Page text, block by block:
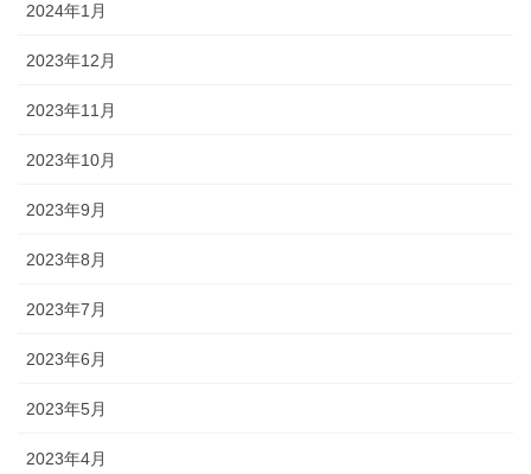
2024年1月
2023年12月
2023年11月
2023年10月
2023年9月
2023年8月
2023年7月
2023年6月
2023年5月
2023年4月